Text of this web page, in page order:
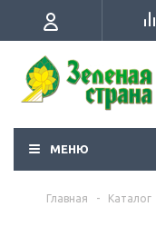
МЕНЮ
Главная - Каталог